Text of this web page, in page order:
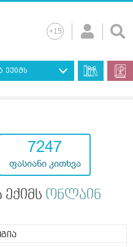
ექიმს
7247
ფასიანი კითხვა
ონლაინ